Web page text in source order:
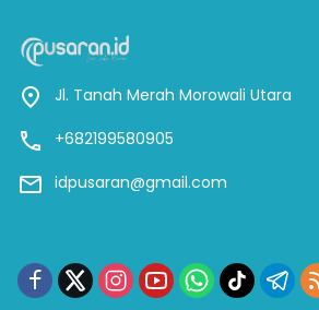
Jl. Tanah Merah Morowali Utara
+682199580905
idpusaran@gmail.com